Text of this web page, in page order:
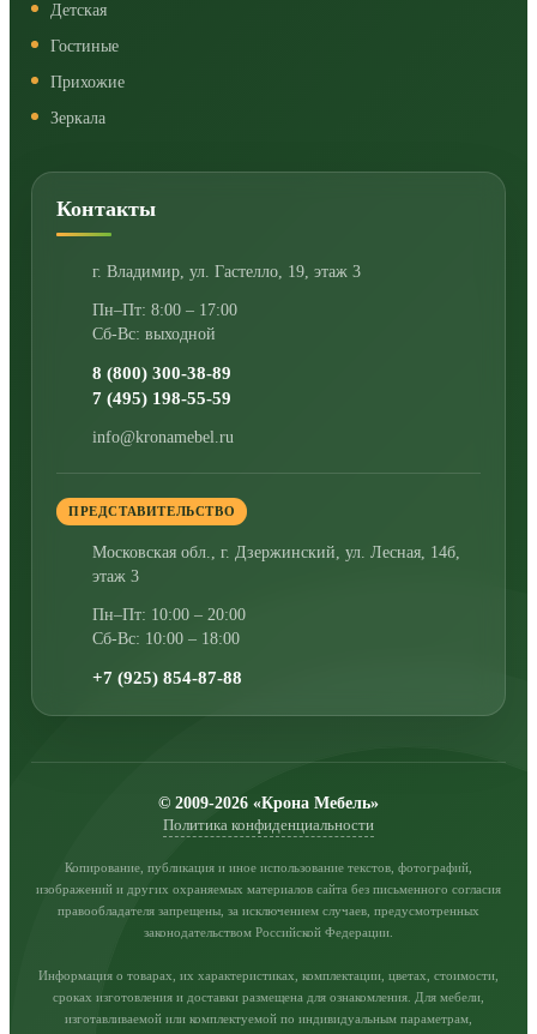
Детская
Гостиные
Прихожие
Зеркала
Контакты
г. Владимир, ул. Гастелло, 19, этаж 3
Пн–Пт: 8:00 – 17:00
Сб-Вс: выходной
8 (800) 300-38-89
7 (495) 198-55-59
info@kronamebel.ru
ПРЕДСТАВИТЕЛЬСТВО
Московская обл., г. Дзержинский, ул. Лесная, 14б,
этаж 3
Пн–Пт: 10:00 – 20:00
Сб-Вс: 10:00 – 18:00
+7 (925) 854-87-88
© 2009-2026 «Крона Мебель»
Политика конфиденциальности
Копирование, публикация и иное использование текстов, фотографий,
изображений и других охраняемых материалов сайта без письменного согласия
правообладателя запрещены, за исключением случаев, предусмотренных
законодательством Российской Федерации.
Информация о товарах, их характеристиках, комплектации, цветах, стоимости,
сроках изготовления и доставки размещена для ознакомления. Для мебели,
изготавливаемой или комплектуемой по индивидуальным параметрам,